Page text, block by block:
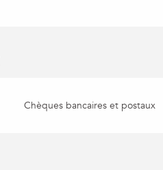
Chèques bancaires et postaux